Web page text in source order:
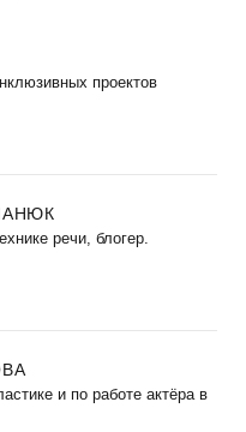
проектов
речи, блогер.
и по работе актёра в